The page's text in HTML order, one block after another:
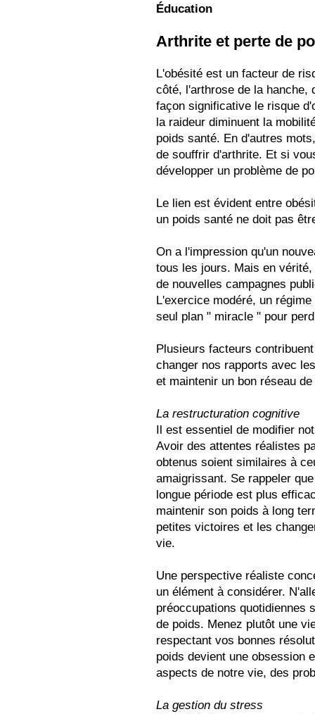
Éducation
Arthrite et perte de
L'obésité est un facteur de
côté, l'arthrose de la hanche,
façon significative le risque
la raideur diminuent la
poids santé. En d'autres
de souffrir d'arthrite. Et si
développer un problème de
Le lien est évident entre
un poids santé ne doit pas
On a l'impression qu'un
tous les jours. Mais en
de nouvelles campagnes
L'exercice modéré, un
seul plan " miracle " pour
Plusieurs facteurs
changer nos rapports avec
et maintenir un bon réseau
La restructuration cognitive
Il est essentiel de modifier
Avoir des attentes réalistes
obtenus soient similaires à
amaigrissant. Se rappeler
longue période est plus
maintenir son poids à long
petites victoires et les
vie.
Une perspective réaliste
un élément à considérer.
préoccupations quotidiennes
de poids. Menez plutôt une
respectant vos bonnes
poids devient une obsession
aspects de notre vie, des
La gestion du stress